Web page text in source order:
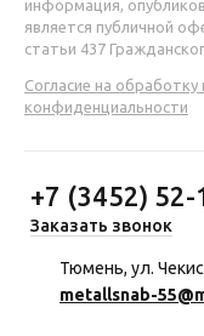
информация,
является публичной
статьи 437
Согласие на
конфиденциальности
+7 (3452) 52-
Заказать звонок
Тюмень, ул.
metallsnab-